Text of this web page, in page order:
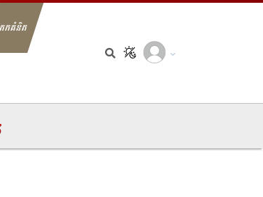
កគំនិត